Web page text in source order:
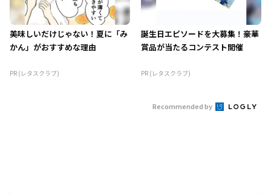
美味しいだけじゃない！夏に「み
かん」がおすすめな理由
PR (レタスクラブ)
誕生日エピソードを大募集！豪華
賞品が当たるコンテスト開催
PR (レタスクラブ)
Recommended by